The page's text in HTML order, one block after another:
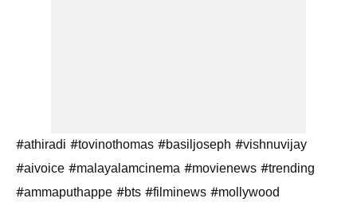
#athiradi #tovinothomas #basiljoseph #vishnuvijay
#aivoice #malayalamcinema #movienews #trending
#ammaputhappe #bts #filminews #mollywood